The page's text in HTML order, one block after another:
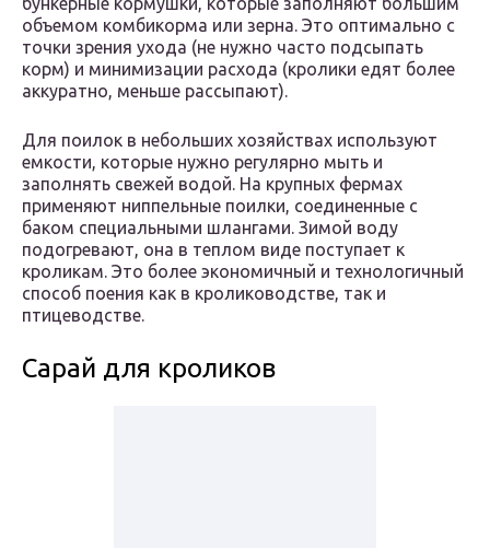
объемом комбикорма или зерна. Это оптимально с
точки зрения ухода (не нужно часто подсыпать
корм) и минимизации расхода (кролики едят более
аккуратно, меньше рассыпают).
Для поилок в небольших хозяйствах используют
емкости, которые нужно регулярно мыть и
заполнять свежей водой. На крупных фермах
применяют ниппельные поилки, соединенные с
баком специальными шлангами. Зимой воду
подогревают, она в теплом виде поступает к
кроликам. Это более экономичный и технологичный
способ поения как в кролиководстве, так и
птицеводстве.
Сарай для кроликов